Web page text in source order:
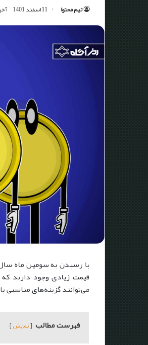
تیم محتوا 11 اسفند 1401
قیمت زیادی وجود دارند
می‌توانند گزینه‌های مناسبی
فهرست مطالب نمایش